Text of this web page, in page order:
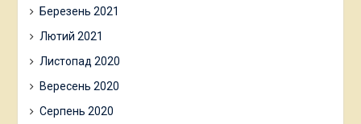
Березень 2021
Лютий 2021
Листопад 2020
Вересень 2020
Серпень 2020